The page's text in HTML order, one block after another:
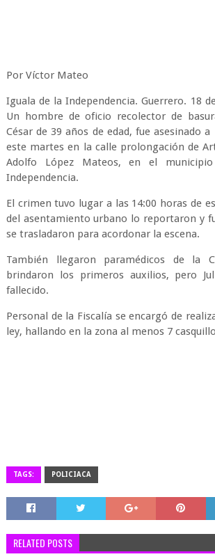
Por Víctor Mateo
Iguala de la Independencia. Guerrero. 18
Un hombre de oficio recolector de
César de 39 años de edad, fue asesinado
este martes en la calle prolongación de
Adolfo López Mateos, en el
Independencia.
El crimen tuvo lugar a las 14:00 horas de
del asentamiento urbano lo reportaron y
se trasladaron para acordonar la escena.
También llegaron paramédicos de la
brindaron los primeros auxilios, pero
fallecido.
Personal de la Fiscalía se encargó de
ley, hallando en la zona al menos 7
TAGS: POLICIACA
RELATED POSTS